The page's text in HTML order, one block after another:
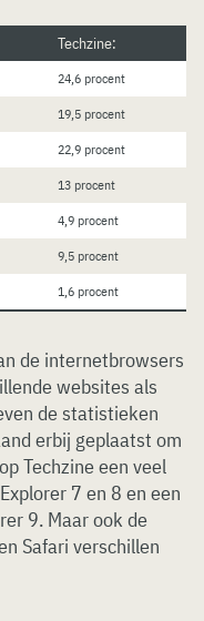
Techzine:
24,6 procent
19,5 procent
22,9 procent
13 procent
4,9 procent
9,5 procent
1,6 procent
de internetbrowsers
websites als
de statistieken
erbij geplaatst om
Techzine een veel
7 en 8 en een
9. Maar ook de
Safari verschillen